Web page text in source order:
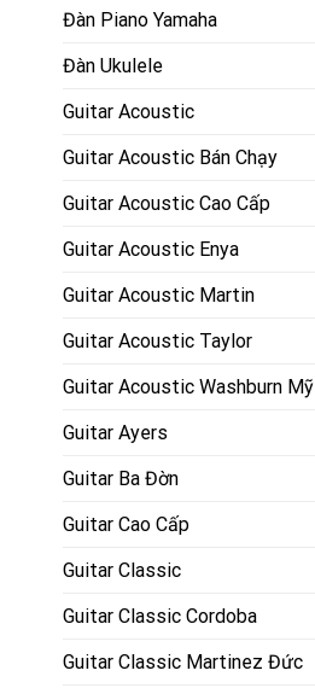
Đàn Piano Yamaha
Đàn Ukulele
Guitar Acoustic
Guitar Acoustic Bán Chạy
Guitar Acoustic Cao Cấp
Guitar Acoustic Enya
Guitar Acoustic Martin
Guitar Acoustic Taylor
Guitar Acoustic Washburn Mỹ
Guitar Ayers
Guitar Ba Đờn
Guitar Cao Cấp
Guitar Classic
Guitar Classic Cordoba
Guitar Classic Martinez Đức